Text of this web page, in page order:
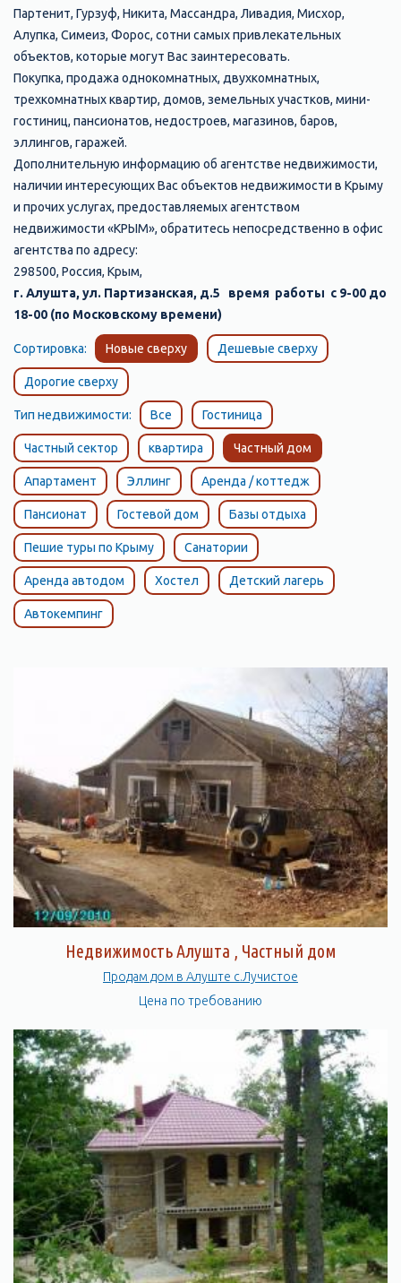
Партенит, Гурзуф, Никита, Массандра, Ливадия, Мисхор,
Алупка, Симеиз, Форос, сотни самых привлекательных
объектов, которые могут Вас заинтересовать.
Покупка, продажа однокомнатных, двухкомнатных,
трехкомнатных квартир, домов, земельных участков, мини-
гостиниц, пансионатов, недостроев, магазинов, баров,
эллингов, гаражей.
Дополнительную информацию об агентстве недвижимости,
наличии интересующих Вас объектов недвижимости в Крыму
и прочих услугах, предоставляемых агентством
недвижимости «КРЫМ», обратитесь непосредственно в офис
агентства по адресу:
298500, Россия, Крым,
г. Алушта, ул. Партизанская, д.5 время работы с 9-00 до
18-00 (по Московскому времени)
Сортировка: Новые сверху Дешевые сверху
Дорогие сверху
Тип недвижимости: Все Гостиница
Частный сектор квартира Частный дом
Апартамент Эллинг Аренда / коттедж
Пансионат Гостевой дом Базы отдыха
Пешие туры по Крыму Санатории
Аренда автодом Хостел Детский лагерь
Автокемпинг
Недвижимость Алушта , Частный дом
Продам дом в Алуште с.Лучистое
Цена по требованию